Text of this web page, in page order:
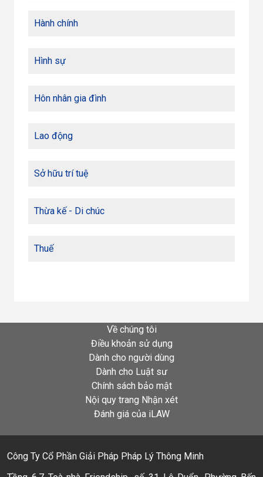
Hành chính
Hình sự
Hôn nhân gia đình
Lao động
Sở hữu trí tuệ
Thừa kế - Di chúc
Thuế
Về chúng tôi
Điều khoản sử dụng
Dành cho người dùng
Dành cho Luật sư
Chính sách bảo mật
Nội quy trang Nhận xét
Đánh giá của iLAW
Công Ty Cổ Phần Giải Pháp Pháp Lý Thông Minh